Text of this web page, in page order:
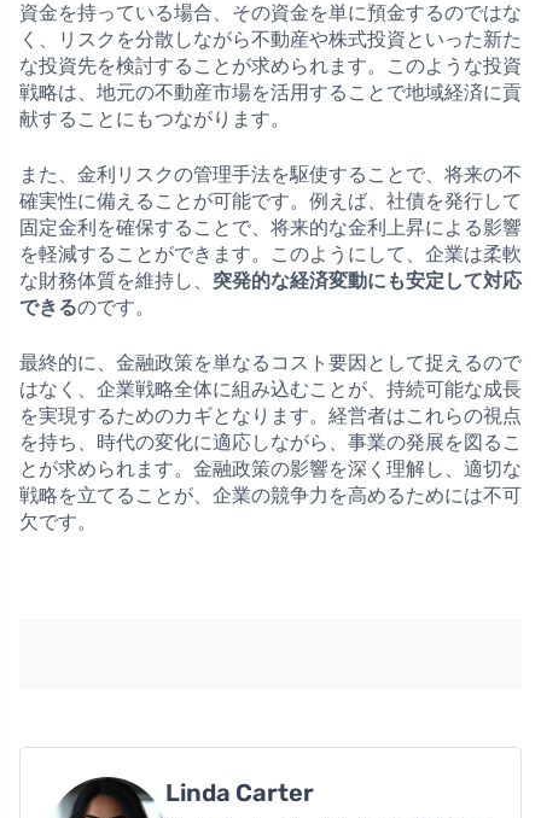
資金を持っている場合、その資金を単に預金するのではな
く、リスクを分散しながら不動産や株式投資といった新た
な投資先を検討することが求められます。このような投資
戦略は、地元の不動産市場を活用することで地域経済に貢
献することにもつながります。
また、金利リスクの管理手法を駆使することで、将来の不
確実性に備えることが可能です。例えば、社債を発行して
固定金利を確保することで、将来的な金利上昇による影響
を軽減することができます。このようにして、企業は柔軟
な財務体質を維持し、 突発的な経済変動にも安定して対応
できるのです。
最終的に、金融政策を単なるコスト要因として捉えるので
はなく、企業戦略全体に組み込むことが、持続可能な成長
を実現するためのカギとなります。経営者はこれらの視点
を持ち、時代の変化に適応しながら、事業の発展を図るこ
とが求められます。金融政策の影響を深く理解し、適切な
戦略を立てることが、企業の競争力を高めるためには不可
欠です。
Linda Carter